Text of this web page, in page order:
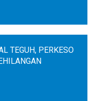
TEGUH, PERKESO